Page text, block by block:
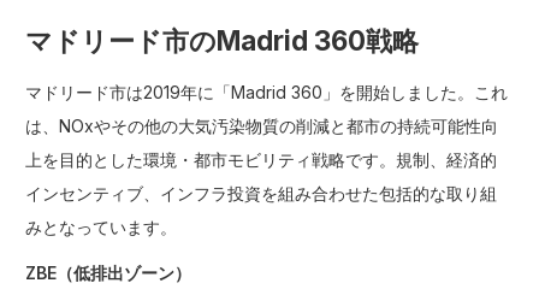
マドリード市のMadrid 360戦略
マドリード市は2019年に「Madrid 360」を開始しました。これ
は、NOxやその他の大気汚染物質の削減と都市の持続可能性向
上を目的とした環境・都市モビリティ戦略です。規制、経済的
インセンティブ、インフラ投資を組み合わせた包括的な取り組
みとなっています。
ZBE（低排出ゾーン）